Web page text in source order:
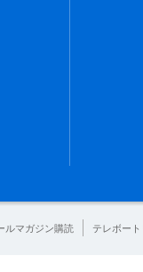
ルマガジン購読 テレボート